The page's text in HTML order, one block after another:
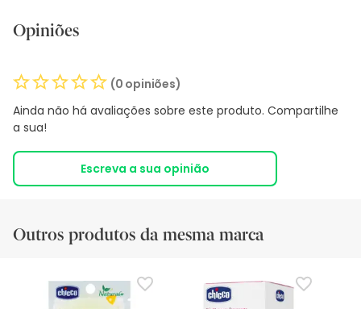
Opiniões
(0 opiniões)
Ainda não há avaliações sobre este produto. Compartilhe
a sua!
Escreva a sua opinião
Outros produtos da mesma marca